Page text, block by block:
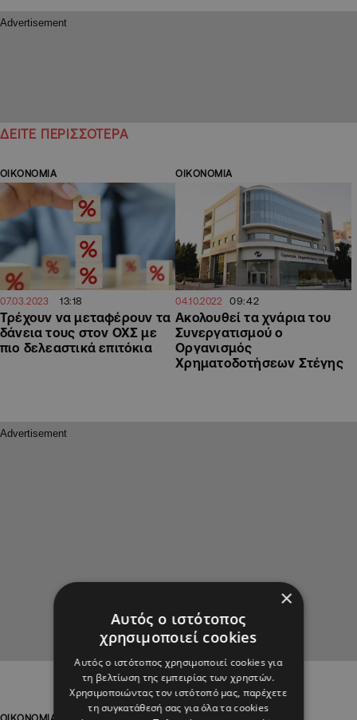
ΔΕΙΤΕ ΠΕΡΙΣΣΟΤΕΡΑ
ΟΙΚΟΝΟΜΙΑ
07.03.2023 13:18
Τρέχουν να μεταφέρουν τα
δάνεια τους στον ΟΧΣ με
πιο δελεαστικά επιτόκια
ΟΙΚΟΝΟΜΙΑ
04.10.2022 09:42
Ακολουθεί τα χνάρια του
Συνεργατισμού ο
Οργανισμός
Χρηματοδοτήσεων Στέγης
ΟΙΚΟΝΟΜΙΑ ΟΙΚΟΝΟΜΙΑ
×
Αυτός ο ιστότοπος
χρησιμοποιεί cookies
Αυτός ο ιστότοπος χρησιμοποιεί cookies για
τη βελτίωση της εμπειρίας των χρηστών.
Χρησιμοποιώντας τον ιστότοπό μας, παρέχετε
τη συγκατάθεσή σας για όλα τα cookies